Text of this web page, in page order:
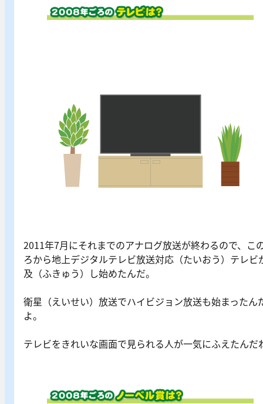
2011年7月にそれまでのアナログ放送が終わるので、こ
ろから地上デジタルテレビ放送対応（たいおう）テレビ
及（ふきゅう）し始めたんだ。
衛星（えいせい）放送でハイビジョン放送も始まったん
よ。
テレビをきれいな画面で見られる人が一気にふえたんだ